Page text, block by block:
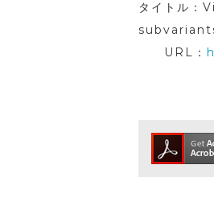
タイトル
URL：